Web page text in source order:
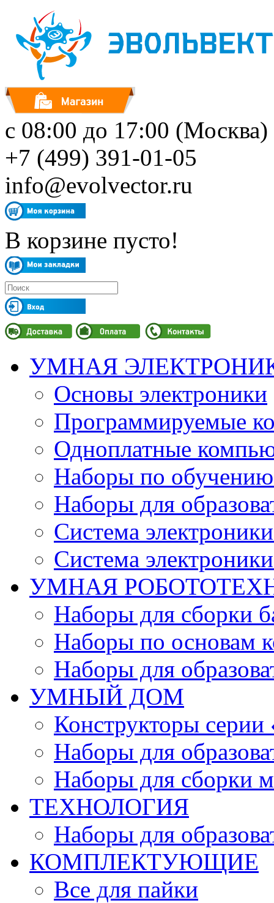
с 08:00 до 17:00 (Москва)
+7 (499) 391-01-05
info@evolvector.ru
В корзине пусто!
УМНАЯ
Основы электроники
Программируемые
Одноплатные
Наборы по
Наборы для
Система
Система
УМНАЯ
Наборы для сборки
Наборы по основам
Наборы для
УМНЫЙ ДОМ
Конструкторы
Наборы для
Наборы для сборки
ТЕХНОЛОГИЯ
Наборы для
КОМПЛЕКТУЮЩИЕ
Все для пайки